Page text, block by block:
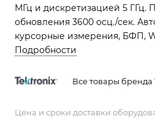
МГц и дискретизацией 5 ГГц.
обновления 3600 осц./сек.
курсорные измерения, БФП,
USB, опционально GPIB, RS-
Подробности
Все товары бренда
Цена и сроки доставки